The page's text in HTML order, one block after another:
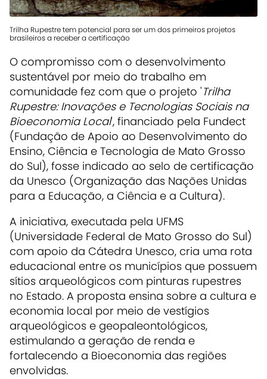
Trilha Rupestre tem potencial para ser um dos primeiros projetos
brasileiros a receber a certificação
O compromisso com o desenvolvimento
sustentável por meio do trabalho em
comunidade fez com que o projeto 'Trilha
Rupestre: Inovações e Tecnologias Sociais na
Bioeconomia Local', financiado pela Fundect
(Fundação de Apoio ao Desenvolvimento do
Ensino, Ciência e Tecnologia de Mato Grosso
do Sul), fosse indicado ao selo de certificação
da Unesco (Organização das Nações Unidas
para a Educação, a Ciência e a Cultura).
A iniciativa, executada pela UFMS
(Universidade Federal de Mato Grosso do Sul)
com apoio da Cátedra Unesco, cria uma rota
educacional entre os municípios que possuem
sítios arqueológicos com pinturas rupestres
no Estado. A proposta ensina sobre a cultura e
economia local por meio de vestígios
arqueológicos e geopaleontológicos,
estimulando a geração de renda e
fortalecendo a Bioeconomia das regiões
envolvidas.